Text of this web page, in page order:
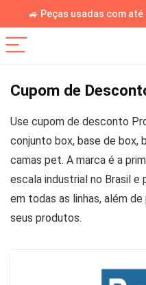
🚙 Peças usadas com até
Cupom de
Use cupom de desconto
conjunto box, base de box,
camas pet. A marca é a
escala industrial no Brasil
em todas as linhas, além
seus produtos.